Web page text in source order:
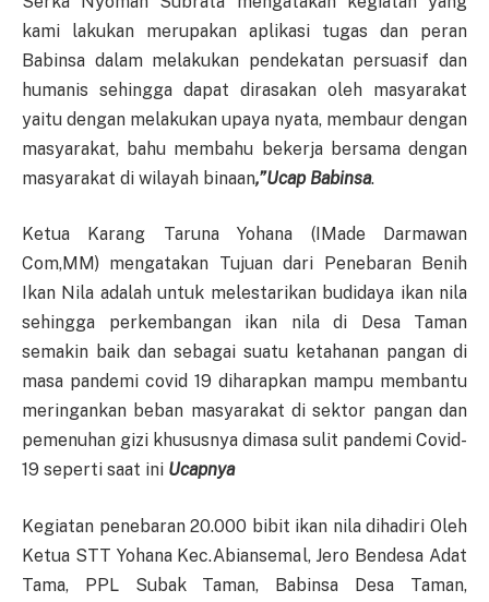
kami lakukan merupakan aplikasi tugas dan peran
Babinsa dalam melakukan pendekatan persuasif dan
humanis sehingga dapat dirasakan oleh masyarakat
yaitu dengan melakukan upaya nyata, membaur dengan
masyarakat, bahu membahu bekerja bersama dengan
masyarakat di wilayah binaan,”Ucap Babinsa.
Ketua Karang Taruna Yohana (IMade Darmawan
Com,MM) mengatakan Tujuan dari Penebaran Benih
Ikan Nila adalah untuk melestarikan budidaya ikan nila
sehingga perkembangan ikan nila di Desa Taman
semakin baik dan sebagai suatu ketahanan pangan di
masa pandemi covid 19 diharapkan mampu membantu
meringankan beban masyarakat di sektor pangan dan
pemenuhan gizi khususnya dimasa sulit pandemi Covid-
19 seperti saat ini Ucapnya
Kegiatan penebaran 20.000 bibit ikan nila dihadiri Oleh
Ketua STT Yohana Kec.Abiansemal, Jero Bendesa Adat
Tama, PPL Subak Taman, Babinsa Desa Taman,